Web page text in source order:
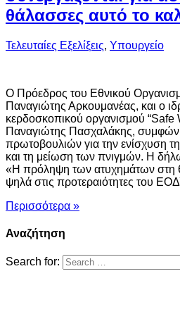
θάλασσες αυτό το
Τελευταίες Εξελίξεις, Υπουργείο
O Πρόεδρος του Εθνικού
Παναγιώτης Αρκουμανέας, και ο
κερδοσκοπικού οργανισμού “Safe
Παναγιώτης Πασχαλάκης,
πρωτοβουλιών για την ενίσχυση
και τη μείωση των πνιγμών. Η
«Η πρόληψη των ατυχημάτων στη
ψηλά στις προτεραιότητες του
Περισσότερα »
Αναζήτηση
Search for: